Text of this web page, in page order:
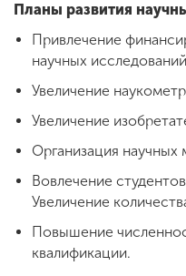
Планы развития
Привлечение
научных
Увеличение
Увеличение
Организация научных
Вовлечение
Увеличение
Повышение
квалификации.